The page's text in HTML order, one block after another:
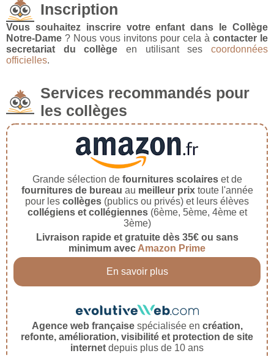
Inscription
Vous souhaitez inscrire votre enfant dans le Collège
Notre-Dame ? Nous vous invitons pour cela à contacter le
secretariat du collège en utilisant sescoordonnées
officielles.
Services recommandés pour
les collèges
Grande sélection de fournitures scolaireset de
fournitures de bureau au meilleur prixtoute l'année
pour les collèges (publics ou privés) et leurs élèves
collégiens et collégiennes(6ème, 5ème, 4ème et
3ème)
Livraison rapide et gratuite dès 35€ ou sans
minimum avec Amazon Prime
En savoir plus
Agence web françaisespécialisée en création,
refonte, amélioration, visibilité et protection de site
internet depuis plus de 10 ans